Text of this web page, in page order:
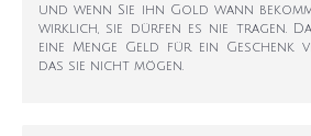
und wenn Sie ihn Gold wann
wirklich, sie dürfen es nie tragen.
eine Menge Geld für ein Geschenk
das sie nicht mögen.